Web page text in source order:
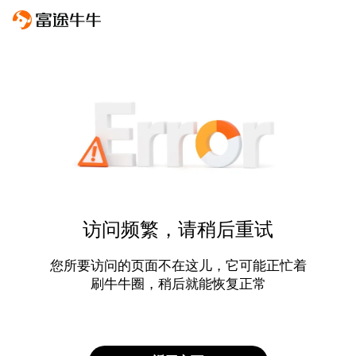
访问频繁，请稍后重试
您所要访问的页面不在这儿，它可能正忙着
刷牛牛圈，稍后就能恢复正常